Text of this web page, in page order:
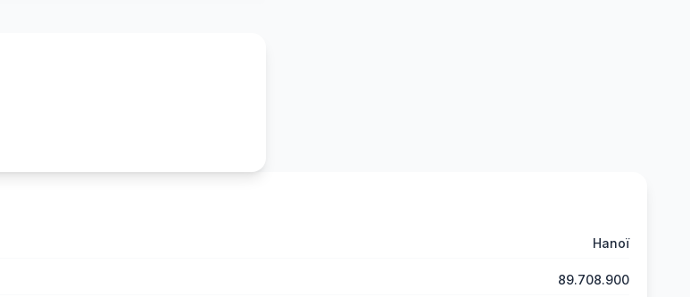
Hanoï
89.708.900